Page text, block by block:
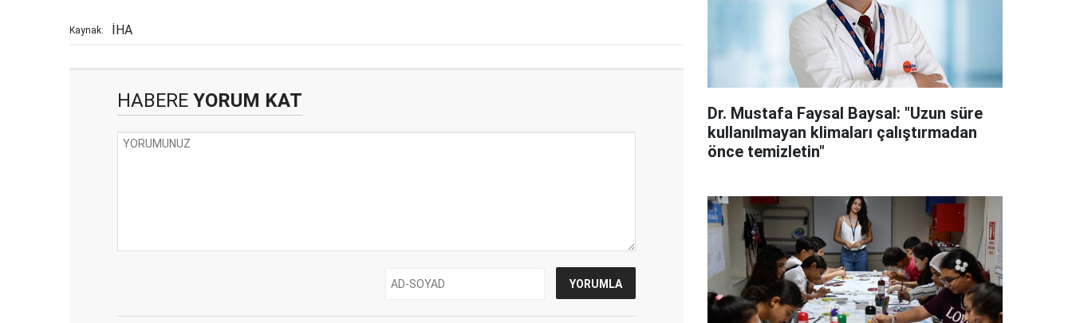
Kaynak: İHA
HABERE YORUM KAT
Dr. Mustafa Faysal Baysal: "Uzun süre
kullanılmayan klimaları çalıştırmadan
önce temizletin"